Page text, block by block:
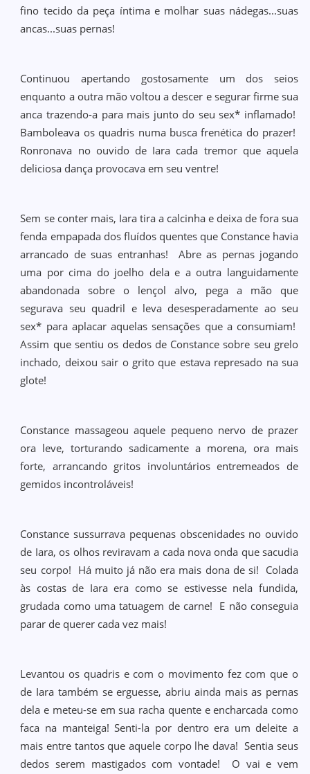
fino tecido da peça íntima e molhar suas nádegas...suas
ancas...suas pernas!
Continuou apertando gostosamente um dos seios
enquanto a outra mão voltou a descer e segurar firme sua
anca trazendo-a para mais junto do seu sex* inflamado!
Bamboleava os quadris numa busca frenética do prazer!
Ronronava no ouvido de Iara cada tremor que aquela
deliciosa dança provocava em seu ventre!
Sem se conter mais, Iara tira a calcinha e deixa de fora sua
fenda empapada dos fluídos quentes que Constance havia
arrancado de suas entranhas! Abre as pernas jogando
uma por cima do joelho dela e a outra languidamente
abandonada sobre o lençol alvo, pega a mão que
segurava seu quadril e leva desesperadamente ao seu
sex* para aplacar aquelas sensações que a consumiam!
Assim que sentiu os dedos de Constance sobre seu grelo
inchado, deixou sair o grito que estava represado na sua
glote!
Constance massageou aquele pequeno nervo de prazer
ora leve, torturando sadicamente a morena, ora mais
forte, arrancando gritos involuntários entremeados de
gemidos incontroláveis!
Constance sussurrava pequenas obscenidades no ouvido
de Iara, os olhos reviravam a cada nova onda que sacudia
seu corpo! Há muito já não era mais dona de si! Colada
às costas de Iara era como se estivesse nela fundida,
grudada como uma tatuagem de carne! E não conseguia
parar de querer cada vez mais!
Levantou os quadris e com o movimento fez com que o
de Iara também se erguesse, abriu ainda mais as pernas
dela e meteu-se em sua racha quente e encharcada como
faca na manteiga! Senti-la por dentro era um deleite a
mais entre tantos que aquele corpo lhe dava! Sentia seus
dedos serem mastigados com vontade! O vai e vem